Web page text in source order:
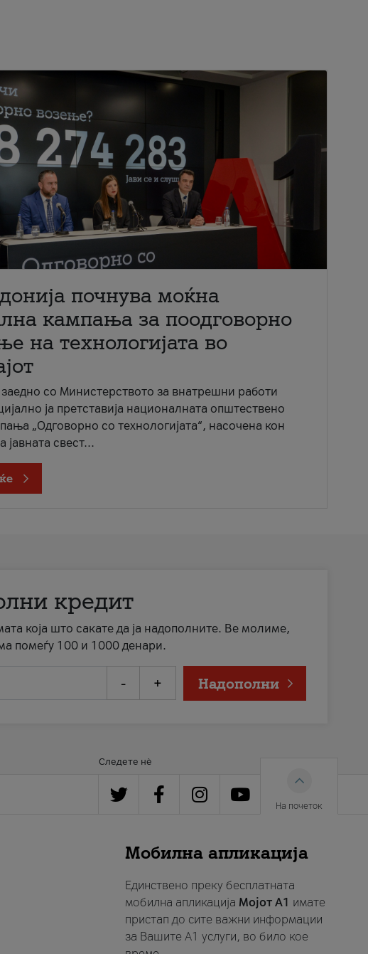
почнува моќна
кампања за поодговорно
на технологијата во
со Министерството за внатрешни работи
ја претставија националната општествено
„Одговорно со технологијата“, насочена кон
јавната свест...
кредит
која што сакате да ја надополните. Ве молиме,
помеѓу 100 и 1000 денари.
- + Надополни
Следете нè
На почеток
Мобилна апликација
Единствено преку бесплатната
мобилна апликација Мојот A1 имате
пристап до сите важни информации
за Вашите A1 услуги, во било кое